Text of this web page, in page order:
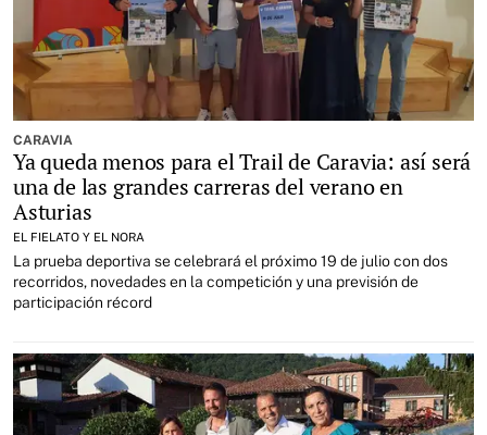
CARAVIA
Ya queda menos para el Trail de Caravia: así será
una de las grandes carreras del verano en
Asturias
EL FIELATO Y EL NORA
La prueba deportiva se celebrará el próximo 19 de julio con dos
recorridos, novedades en la competición y una previsión de
participación récord